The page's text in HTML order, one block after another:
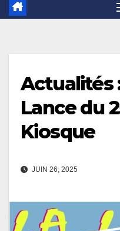
Actualités
Lance du
Kiosque
JUIN 26, 2025